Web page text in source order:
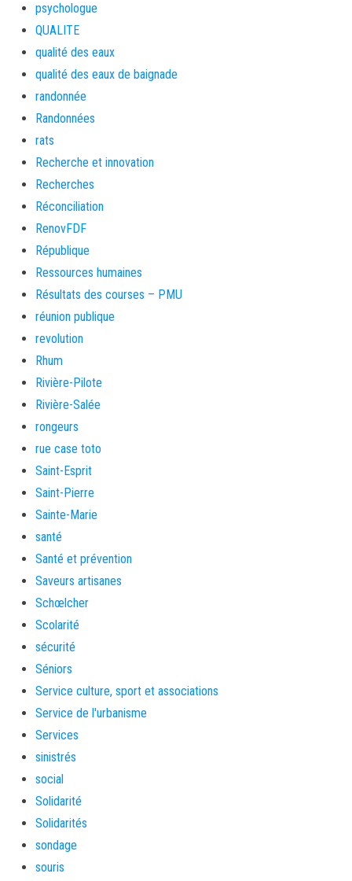
psychologue
QUALITE
qualité des eaux
qualité des eaux de baignade
randonnée
Randonnées
rats
Recherche et innovation
Recherches
Réconciliation
RenovFDF
République
Ressources humaines
Résultats des courses – PMU
réunion publique
revolution
Rhum
Rivière-Pilote
Rivière-Salée
rongeurs
rue case toto
Saint-Esprit
Saint-Pierre
Sainte-Marie
santé
Santé et prévention
Saveurs artisanes
Schœlcher
Scolarité
sécurité
Séniors
Service culture, sport et associations
Service de l'urbanisme
Services
sinistrés
social
Solidarité
Solidarités
sondage
souris